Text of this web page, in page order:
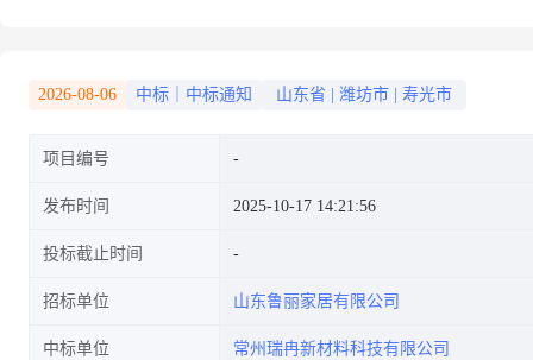
2026-08-06 中标｜中标通知 山东省 潍坊市 寿光市
项目编号
发布时间 2025-10-17 14:21:56
投标截止时间
招标单位 山东鲁丽家居有限公司
中标单位 常州瑞冉新材料科技有限公司